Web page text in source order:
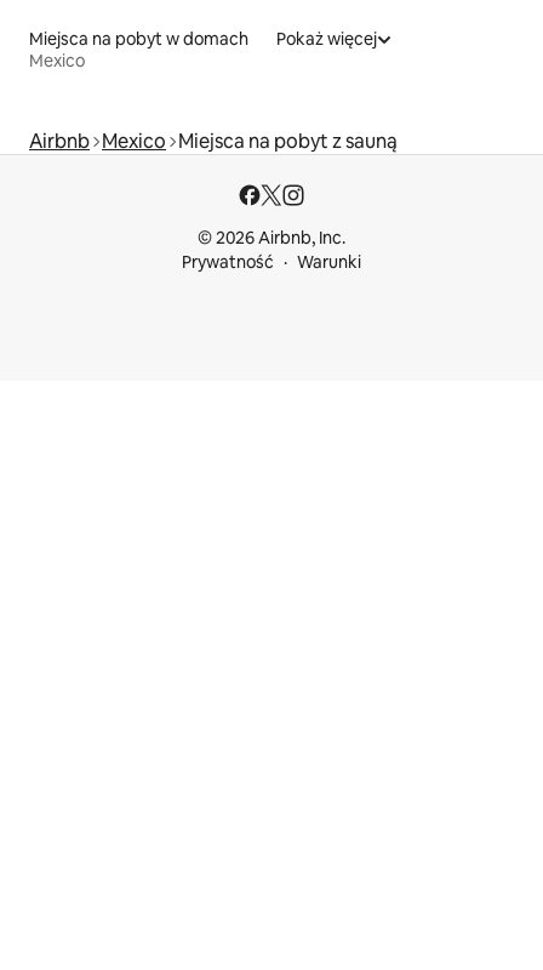
Miejsca na pobyt w domach
Mexico
Pokaż więcej
Airbnb Mexico Miejsca na pobyt z sauną
© 2026 Airbnb, Inc.
Prywatność
Warunki